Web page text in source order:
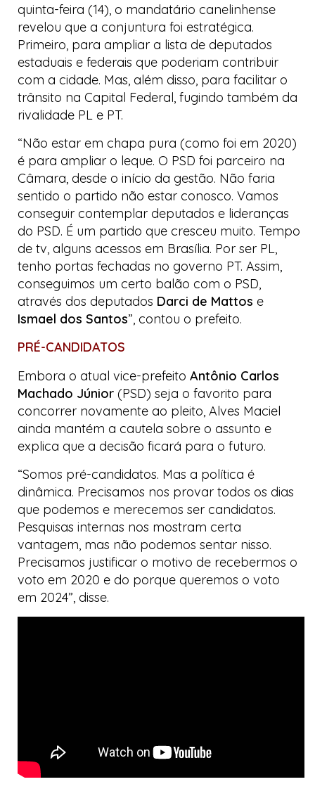
quinta-feira (14), o mandatário canelinhense
revelou que a conjuntura foi estratégica.
Primeiro, para ampliar a lista de deputados
estaduais e federais que poderiam contribuir
com a cidade. Mas, além disso, para facilitar o
trânsito na Capital Federal, fugindo também da
rivalidade PL e PT.
“Não estar em chapa pura (como foi em 2020)
é para ampliar o leque. O PSD foi parceiro na
Câmara, desde o início da gestão. Não faria
sentido o partido não estar conosco. Vamos
conseguir contemplar deputados e lideranças
do PSD. É um partido que cresceu muito. Tempo
de tv, alguns acessos em Brasília. Por ser PL,
tenho portas fechadas no governo PT. Assim,
conseguimos um certo balão com o PSD,
através dos deputados Darci de Mattos e
Ismael dos Santos”, contou o prefeito.
PRÉ-CANDIDATOS
Embora o atual vice-prefeito Antônio Carlos
Machado Júnior (PSD) seja o favorito para
concorrer novamente ao pleito, Alves Maciel
ainda mantém a cautela sobre o assunto e
explica que a decisão ficará para o futuro.
“Somos pré-candidatos. Mas a política é
dinâmica. Precisamos nos provar todos os dias
que podemos e merecemos ser candidatos.
Pesquisas internas nos mostram certa
vantagem, mas não podemos sentar nisso.
Precisamos justificar o motivo de recebermos o
voto em 2020 e do porque queremos o voto
em 2024”, disse.